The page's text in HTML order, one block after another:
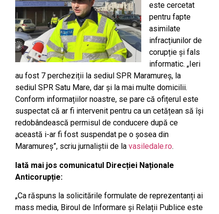
este cercetat
pentru fapte
asimilate
infracțiunilor de
corupție și fals
informatic. „Ieri
au fost 7 percheziții la sediul SPR Maramureș, la
sediul SPR Satu Mare, dar și la mai multe domicilii.
Conform informațiilor noastre, se pare că ofițerul este
suspectat că ar fi intervenit pentru ca un cetățean să își
redobândească permisul de conducere după ce
această i-ar fi fost suspendat pe o șosea din
Maramureș”, scriu jurnaliștii de lavasiledale.ro.
Iată mai jos comunicatul Direcției Naționale
Anticorupție:
„Ca răspuns la solicitările formulate de reprezentanți ai
mass media, Biroul de Informare și Relații Publice este